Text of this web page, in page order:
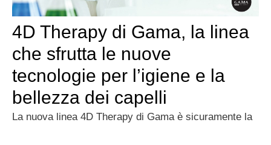
4D Therapy di Gama, la linea
che sfrutta le nuove
tecnologie per l’igiene e la
bellezza dei capelli
La nuova linea 4D Therapy di Gama è sicuramente la